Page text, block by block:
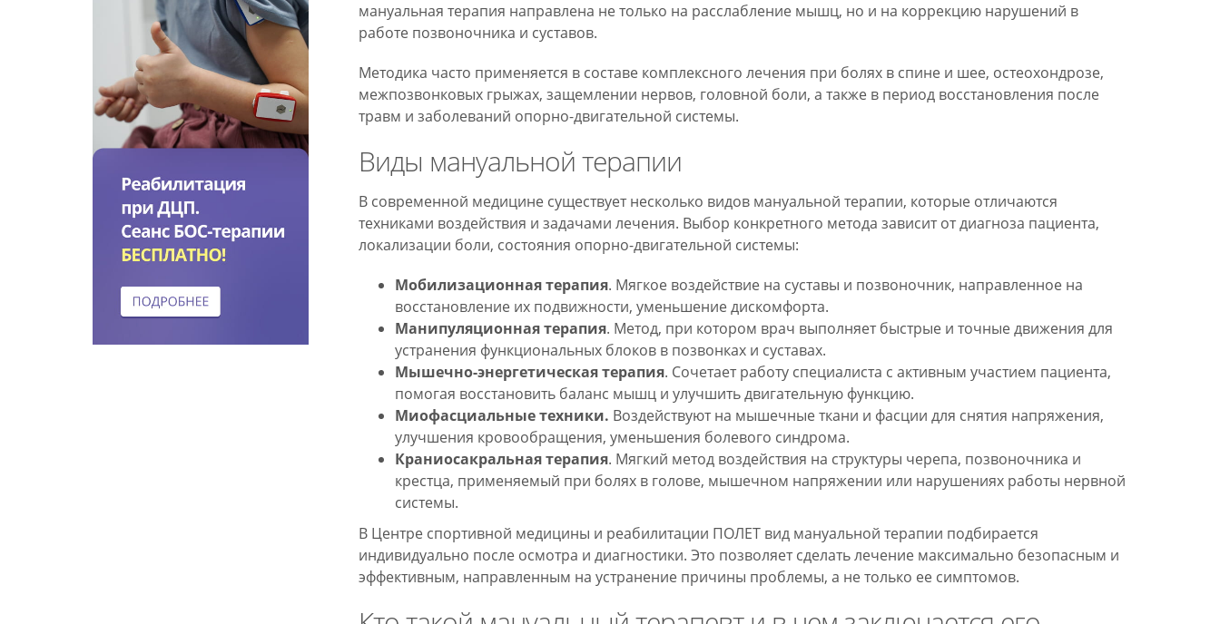
мануальная терапия направлена не только на расслабление мышц, но и на коррекцию нарушений в
работе позвоночника и суставов.
Методика часто применяется в составе комплексного лечения при болях в спине и шее, остеохондрозе,
межпозвонковых грыжах, защемлении нервов, головной боли, а также в период восстановления после
травм и заболеваний опорно-двигательной системы.
Виды мануальной терапии
В современной медицине существует несколько видов мануальной терапии, которые отличаются
техниками воздействия и задачами лечения. Выбор конкретного метода зависит от диагноза пациента,
локализации боли, состояния опорно-двигательной системы:
Мобилизационная терапия. Мягкое воздействие на суставы и позвоночник, направленное на
восстановление их подвижности, уменьшение дискомфорта.
Манипуляционная терапия. Метод, при котором врач выполняет быстрые и точные движения для
устранения функциональных блоков в позвонках и суставах.
Мышечно-энергетическая терапия. Сочетает работу специалиста с активным участием пациента,
помогая восстановить баланс мышц и улучшить двигательную функцию.
Миофасциальные техники. Воздействуют на мышечные ткани и фасции для снятия напряжения,
улучшения кровообращения, уменьшения болевого синдрома.
Краниосакральная терапия. Мягкий метод воздействия на структуры черепа, позвоночника и
крестца, применяемый при болях в голове, мышечном напряжении или нарушениях работы нервной
системы.
В Центре спортивной медицины и реабилитации ПОЛЕТ вид мануальной терапии подбирается
индивидуально после осмотра и диагностики. Это позволяет сделать лечение максимально безопасным и
эффективным, направленным на устранение причины проблемы, а не только ее симптомов.